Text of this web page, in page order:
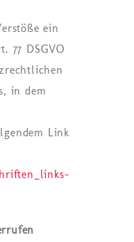
ein
77 DSGVO
in dem
Link